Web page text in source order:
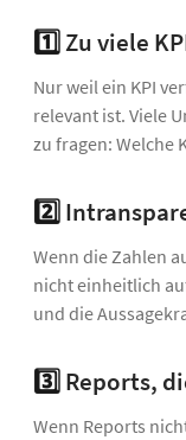
1️⃣Zu viele
Nur weil ein KPI
relevant ist. Viele
zu fragen: Welche
2️⃣
Wenn die Zahlen
nicht einheitlich
und die
3️⃣ Reports,
Wenn Reports